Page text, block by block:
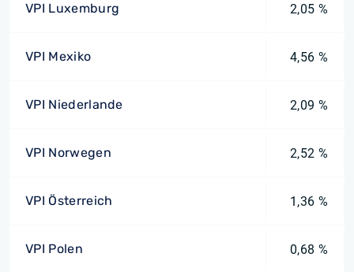
VPI Luxemburg 2,05 %
VPI Mexiko 4,56 %
VPI Niederlande 2,09 %
VPI Norwegen 2,52 %
VPI Österreich 1,36 %
VPI Polen 0,68 %